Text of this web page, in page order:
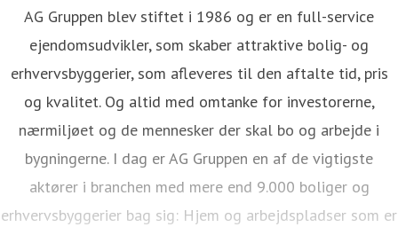
AG Gruppen blev stiftet i 1986 og er en full-service
ejendomsudvikler, som skaber attraktive bolig- og
erhvervsbyggerier, som afleveres til den aftalte tid, pris
og kvalitet. Og altid med omtanke for investorerne,
nærmiljøet og de mennesker der skal bo og arbejde i
bygningerne. I dag er AG Gruppen en af de vigtigste
aktører i branchen med mere end 9.000 boliger og
erhvervsbyggerier bag sig: Hjem og arbejdspladser som er